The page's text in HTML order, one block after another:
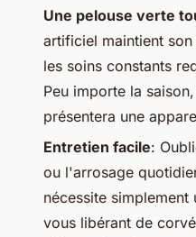
Une pelouse verte
artificiel maintient
les soins constants
Peu importe la
présentera une
Entretien facile:
ou l'arrosage
nécessite
vous libérant de